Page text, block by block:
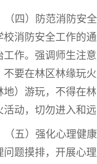
（四）防范消防安全
校消防安全工作的
工作。强调师生注
不要在林区林缘玩
地）游玩，不得在
活动，切勿进入和远
（五）强化心理健康
问题摸排，开展心